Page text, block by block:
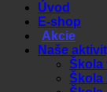
Úvod
E-shop
Akcie
Naše
Škola
Škola